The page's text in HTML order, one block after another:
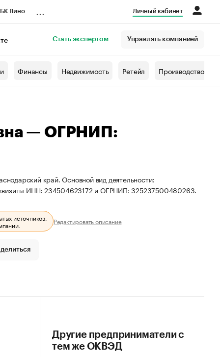
Вино Личный кабинет
Стать экспертом Управлять компанией
Финансы Недвижимость Ретейл Производство
— ОГРНИП:
край. Основной вид деятельности:
ИНН: 234504623172 и ОГРНИП: 325237500480263.
источников. Редактировать описание
Другие предприниматели с
тем же ОКВЭД